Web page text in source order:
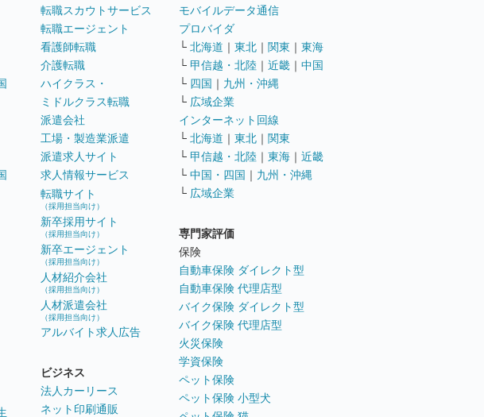
転職スカウトサービス
転職エージェント
看護師転職
介護転職
ハイクラス・
ミドルクラス転職
派遣会社
工場・製造業派遣
派遣求人サイト
求人情報サービス
転職サイト
（採用担当向け）
新卒採用サイト
（採用担当向け）
新卒エージェント
（採用担当向け）
人材紹介会社
（採用担当向け）
人材派遣会社
（採用担当向け）
アルバイト求人広告
ビジネス
法人カーリース
ネット印刷通販
モバイルデータ通信
プロバイダ
└ 北海道 ｜ 東北 ｜ 関東 ｜ 東海
└ 甲信越・北陸 ｜ 近畿 ｜ 中国
└ 四国 ｜ 九州・沖縄
└ 広域企業
インターネット回線
└ 北海道 ｜ 東北 ｜ 関東
└ 甲信越・北陸 ｜ 東海 ｜ 近畿
└ 中国・四国 ｜ 九州・沖縄
└ 広域企業
専門家評価
保険
自動車保険 ダイレクト型
自動車保険 代理店型
バイク保険 ダイレクト型
バイク保険 代理店型
火災保険
学資保険
ペット保険
ペット保険 小型犬